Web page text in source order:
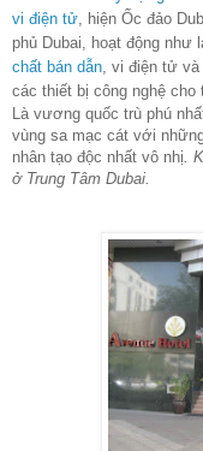
vi điện tử , hiện Ốc đảo
phủ Dubai, hoạt động
chất bán dẫn , vi điện tử và
các thiết bị công nghệ cho
Là vương quốc trù phú
vùng sa mạc cát với
nhân tạo độc nhất vô nhị .
ở Trung Tâm Dubai.